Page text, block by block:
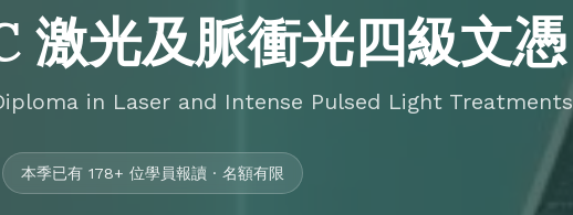
激光及脈衝光四級文憑
in Laser and Intense Pulsed Light Treatments
本季已有 178+ 位學員報讀 · 名額有限